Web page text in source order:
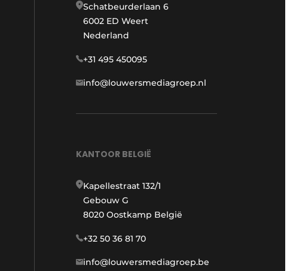
Schatbeurderlaan 6
6002 ED Weert
Nederland
+31 495 450095
info@louwersmediagroep.nl
KANTOOR BELGIË
Kapellestraat 132/1
Gebouw G
8020 Oostkamp België
+32 50 36 81 70
info@louwersmediagroep.be